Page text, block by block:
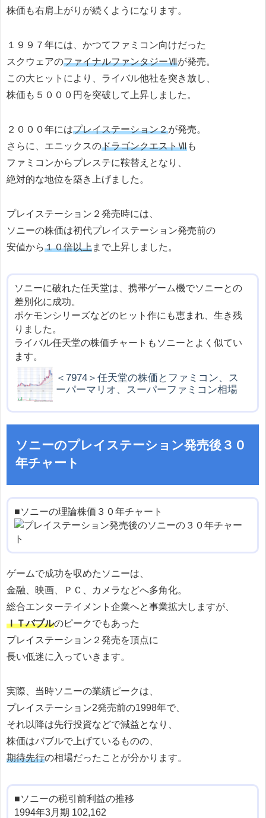
株価も右肩上がりが続くようになります。
１９９７年には、かつてファミコン向けだった
スクウェアのファイナルファンタジーⅦが発売。
この大ヒットにより、ライバル他社を突き放し、
株価も５０００円を突破して上昇しました。
２０００年にはプレイステーション２が発売。
さらに、エニックスのドラゴンクエストⅦも
ファミコンからプレステに鞍替えとなり、
絶対的な地位を築き上げました。
プレイステーション２発売時には、
ソニーの株価は初代プレイステーション発売前の
安値から１０倍以上まで上昇しました。
ソニーに破れた任天堂は、携帯ゲーム機でソニーとの
差別化に成功。
ポケモンシリーズなどのヒット作にも恵まれ、生き残
りました。
ライバル任天堂の株価チャートもソニーとよく似てい
ます。
＜7974＞任天堂の株価とファミコン、ス
ーパーマリオ、スーパーファミコン相場
ソニーのプレイステーション発売後３０
年チャート
■ソニーの理論株価３０年チャート
ゲームで成功を収めたソニーは、
金融、映画、ＰＣ、カメラなどへ多角化。
総合エンターテイメント企業へと事業拡大しますが、
ＩＴバブルのピークでもあった
プレイステーション２発売を頂点に
長い低迷に入っていきます。
実際、当時ソニーの業績ピークは、
プレイステーション2発売前の1998年で、
それ以降は先行投資などで減益となり、
株価はバブルで上げているものの、
期待先行の相場だったことが分かります。
■ソニーの税引前利益の推移
1994年3月期 102,162